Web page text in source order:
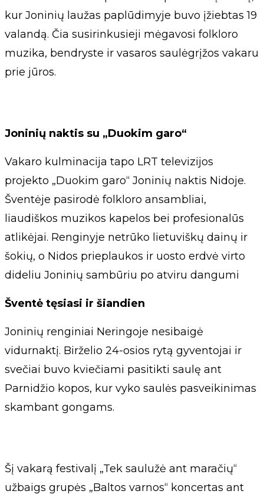
kur Joninių laužas paplūdimyje buvo įžiebtas 19
valandą. Čia susirinkusieji mėgavosi folkloro
muzika, bendryste ir vasaros saulėgrįžos vakaru
prie jūros.
Joninių naktis su „Duokim garo“
Vakaro kulminacija tapo LRT televizijos
projekto „Duokim garo“ Joninių naktis Nidoje.
Šventėje pasirodė folkloro ansambliai,
liaudiškos muzikos kapelos bei profesionalūs
atlikėjai. Renginyje netrūko lietuviškų dainų ir
šokių, o Nidos prieplaukos ir uosto erdvė virto
dideliu Joninių sambūriu po atviru dangumi
Šventė tęsiasi ir šiandien
Joninių renginiai Neringoje nesibaigė
vidurnaktį. Birželio 24-osios rytą gyventojai ir
svečiai buvo kviečiami pasitikti saulę ant
Parnidžio kopos, kur vyko saulės pasveikinimas
skambant gongams.
Šį vakarą festivalį „Tek saulužė ant maračių“
užbaigs grupės „Baltos varnos“ koncertas ant